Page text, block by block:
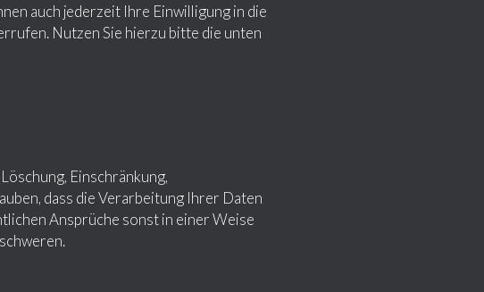
auch jederzeit Ihre Einwilligung in die
Nutzen Sie hierzu bitte die unten
Einschränkung,
dass die Verarbeitung Ihrer Daten
Ansprüche sonst in einer Weise